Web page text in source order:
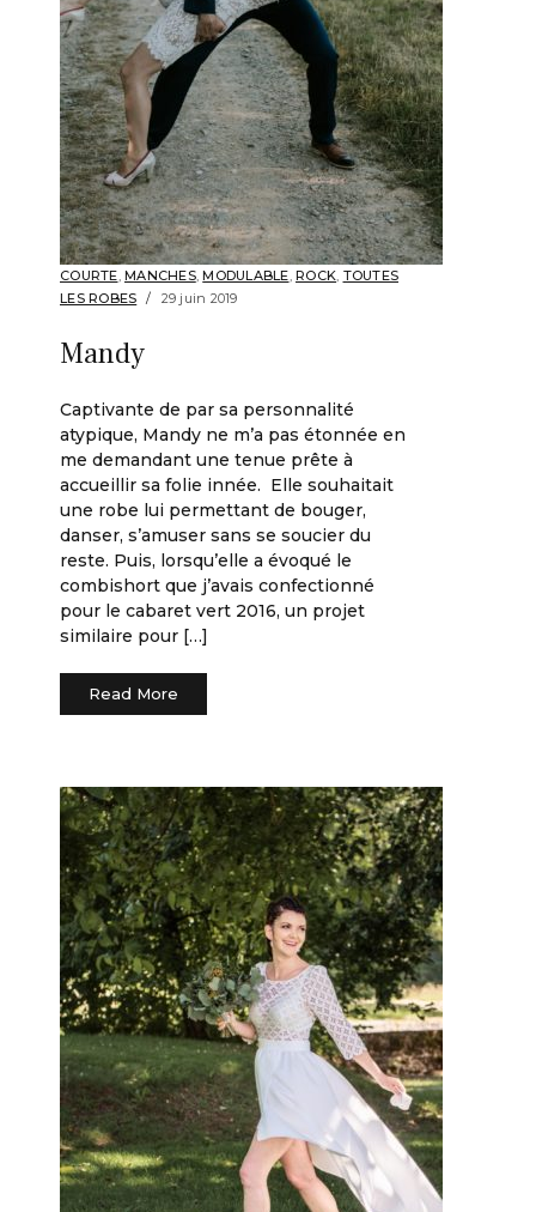
COURTE, MANCHES,MODULABLE, ROCK, TOUTES
LES ROBES
29 juin 2019
Mandy
Captivante de par sa personnalité
atypique, Mandy ne m’a pas étonnée en
me demandant une tenue prête à
accueillir sa folie innée. Elle souhaitait
une robe lui permettant de bouger,
danser, s’amuser sans se soucier du
reste. Puis, lorsqu’elle a évoqué le
combishort que j’avais confectionné
pour le cabaret vert 2016, un projet
similaire pour […]
Read More